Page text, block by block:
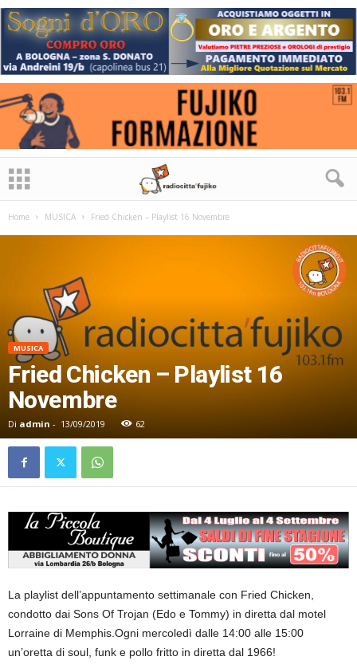
Home MUSICA Fried Chicken – Playlist 16 Novembre
MUSICA
Fried Chicken – Playlist 16
Novembre
Di admin - 13/09/2019 62
La playlist dell’appuntamento settimanale con Fried Chicken,
condotto dai Sons Of Trojan (Edo e Tommy) in diretta dal motel
Lorraine di Memphis.Ogni mercoledì dalle 14:00 alle 15:00
un’oretta di soul, funk e pollo fritto in diretta dal 1966!